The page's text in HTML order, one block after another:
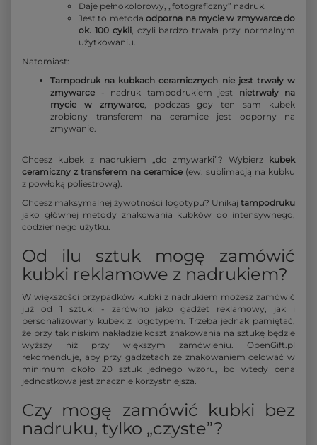
Daje pełnokolorowy, „fotograficzny” nadruk.
Jest to metodaodporna na mycie w zmywarce do
ok. 100 cykli, czyli bardzo trwała przy normalnym
użytkowaniu.
Natomiast:
Tampodruk na kubkach ceramicznych nie jest trwały w
zmywarce - nadruk tampodrukiem jest nietrwały na
mycie w zmywarce, podczas gdy ten sam kubek
zrobiony transferem na ceramice jest odporny na
zmywanie.
Chcesz kubek z nadrukiem „do zmywarki”? Wybierz kubek
ceramiczny z transferem na ceramice (ew. sublimacją na kubku
z powłoką poliestrową).
Chcesz maksymalnej żywotności logotypu? Unikaj tampodruku
jako głównej metody znakowania kubków do intensywnego,
codziennego użytku.
Od ilu sztuk mogę zamówić
kubki reklamowe z nadrukiem?
W większości przypadków kubki z nadrukiem możesz zamówić
już od 1 sztuki - zarówno jako gadżet reklamowy, jak i
personalizowany kubek z logotypem. Trzeba jednak pamiętać,
że przy tak niskim nakładzie koszt znakowania na sztukę będzie
wyższy niż przy większym zamówieniu. OpenGift.pl
rekomenduje, aby przy gadżetach ze znakowaniem celować w
minimum około 20 sztuk jednego wzoru, bo wtedy cena
jednostkowa jest znacznie korzystniejsza.
Czy mogę zamówić kubki bez
nadruku, tylko „czyste”?